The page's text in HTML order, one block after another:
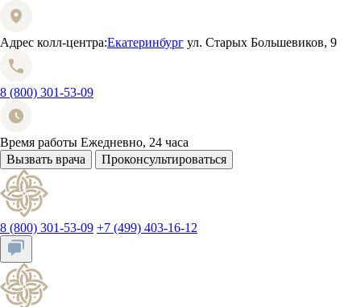
Адрес колл-центра:Екатеринбург ул. Старых Большевиков, 9
8 (800) 301-53-09
Время работы Ежедневно, 24 часа
Вызвать врача
Проконсультироваться
8 (800) 301-53-09 +7 (499) 403-16-12